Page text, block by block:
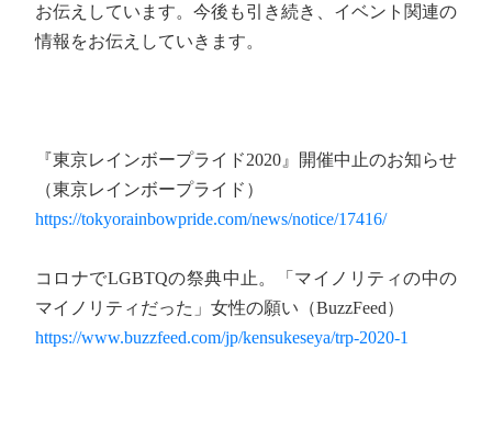
お伝えしています。今後も引き続き、イベント関連の
情報をお伝えしていきます。
『東京レインボープライド2020』開催中止のお知らせ
（東京レインボープライド）
https://tokyorainbowpride.com/news/notice/17416/
コロナでLGBTQの祭典中止。「マイノリティの中の
マイノリティだった」女性の願い（BuzzFeed）
https://www.buzzfeed.com/jp/kensukeseya/trp-2020-1